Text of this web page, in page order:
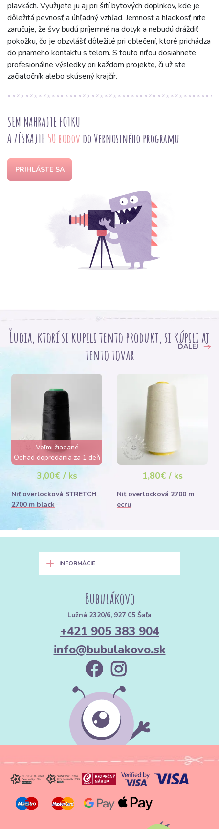
plavkách. Využijete ju aj pri šití bytových doplnkov, kde je
dôležitá pevnosť a úhľadný vzhľad. Jemnosť a hladkosť nite
zaručuje, že švy budú príjemné na dotyk a nebudú dráždiť
pokožku, čo je obzvlášť dôležité pri oblečení, ktoré prichádza
do priameho kontaktu s telom. S touto niťou dosiahnete
profesionálne výsledky pri každom projekte, či už ste
začiatočník alebo skúsený krajčír.
SEM NAHRAJTE FOTKU
A ZÍSKAJTE 50 bodov do Vernostného programu
PRIHLÁSTE SA
Ľudia, ktorí si kupili tento produkt, si kúpili aj
tento tovar
ĎALEJ
Veľmi žiadané
Odhad dopredania za 1 deň
3,00€ / ks
Niť overlocková STRETCH
2700 m black
1,80€ / ks
Niť overlocková 2700 m
ecru
+ INFORMÁCIE
Bubulákovo
Lužná 2320/6, 927 05 Šaľa
+421 905 383 904
info@bubulakovo.sk